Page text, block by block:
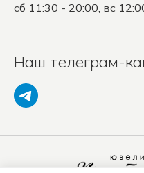
сб 11:30 - 20:00, вс
Наш телеграм-